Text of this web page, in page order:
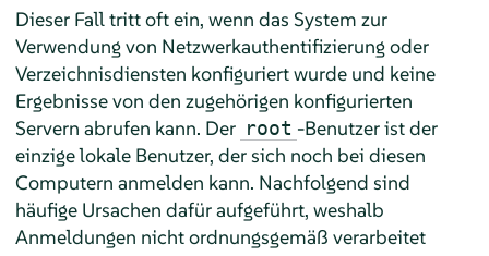
Dieser Fall tritt oft ein, wenn das System zur
Verwendung von Netzwerkauthentifizierung oder
Verzeichnisdiensten konfiguriert wurde und keine
Ergebnisse von den zugehörigen konfigurierten
Servern abrufen kann. Der root -Benutzer ist der
einzige lokale Benutzer, der sich noch bei diesen
Computern anmelden kann. Nachfolgend sind
häufige Ursachen dafür aufgeführt, weshalb
Anmeldungen nicht ordnungsgemäß verarbeitet